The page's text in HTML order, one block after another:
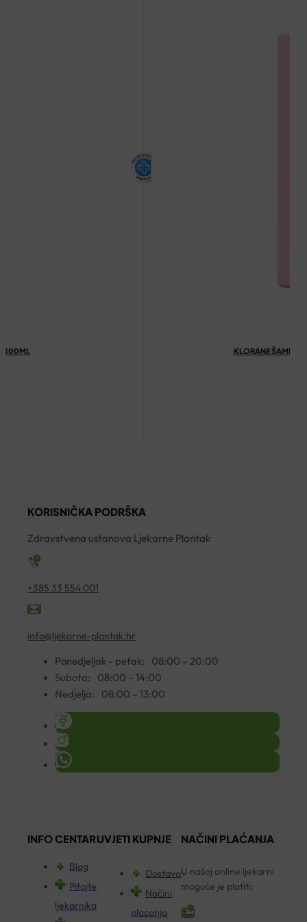
100ML KLORANE
KORISNIČKA PODRŠKA
Zdravstvena ustanova Ljekarne Plantak
+385 33 554 001
info@ljekarne-plantak.hr
Ponedjeljak - petak:
08:00 – 20:00
Subota:
08:00 – 14:00
Nedjelja:
08:00 – 13:00
INFO CENTAR
Blog
Pitajte
ljekarnika
UVJETI KUPNJE
Dostava
Načini
plaćanja
NAČINI PLAĆANJA
U našoj online ljekarni
moguće je platiti: